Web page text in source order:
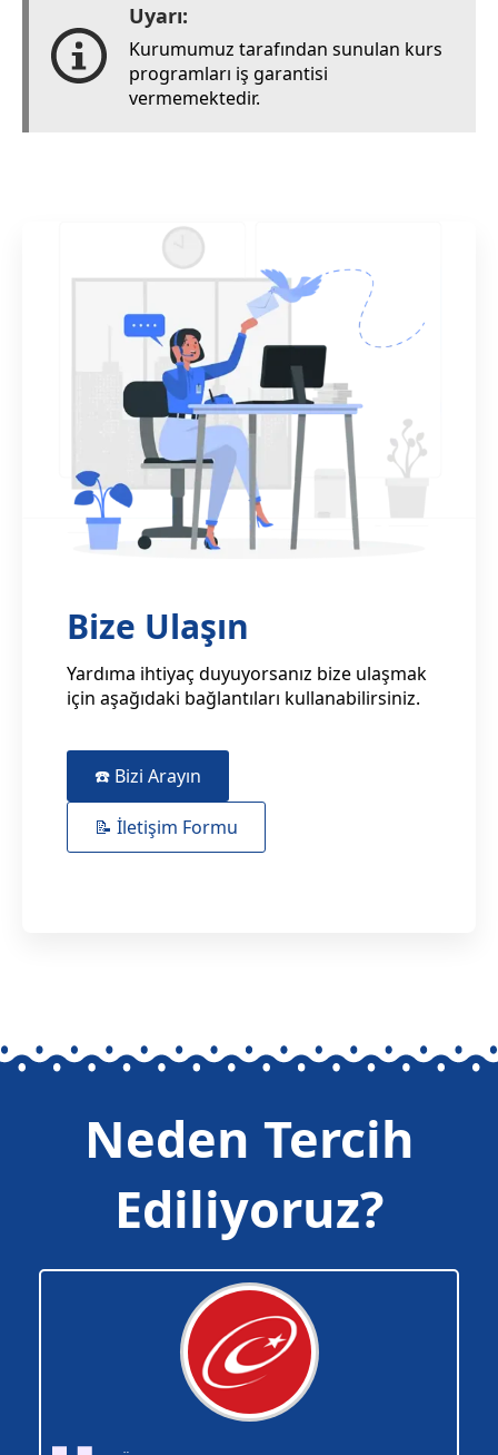
Uyarı:
Kurumumuz tarafından sunulan kurs
programları iş garantisi
vermemektedir.
Bize Ulaşın
Yardıma ihtiyaç duyuyorsanız bize ulaşmak
için aşağıdaki bağlantıları kullanabilirsiniz.
☎️ Bizi Arayın
📝 İletişim Formu
Neden Tercih
Ediliyoruz?